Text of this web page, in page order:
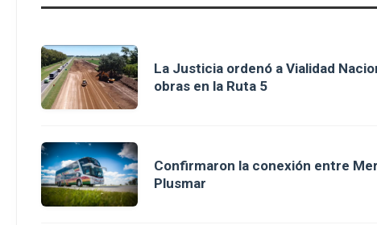
La Justicia ordenó a Vialidad
obras en la Ruta 5
Confirmaron la conexión entre
Plusmar